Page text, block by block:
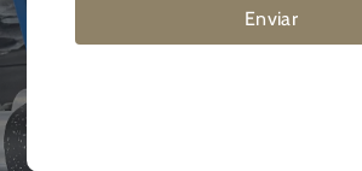
Enviar